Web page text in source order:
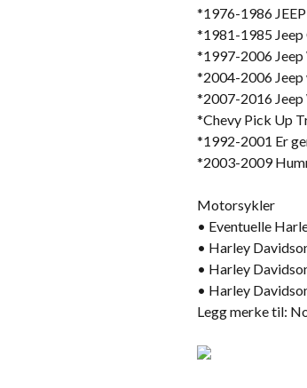
*1976-1986
*1981-1985 Jeep
*1997-2006 Jeep
*2004-2006
*2007-2016
*Chevy Pick Up
*1992-2001 Er
*2003-2009
Motorsykler
• Eventuelle
• Harley
• Harley
• Harley
Legg merke til: